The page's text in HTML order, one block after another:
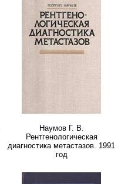
Наумов Г. В.
Рентгенологическая
диагностика метастазов. 1991
год